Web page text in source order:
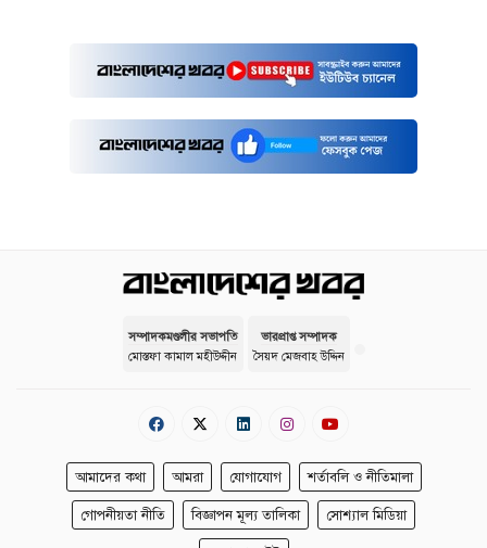
সম্পাদকমণ্ডলীর সভাপতি
মোস্তফা কামাল মহীউদ্দীন
ভারপ্রাপ্ত সম্পাদক
সৈয়দ মেজবাহ উদ্দিন
আমাদের কথা আমরা যোগাযোগ শর্তাবলি ও নীতিমালা
গোপনীয়তা নীতি বিজ্ঞাপন মূল্য তালিকা সোশ্যাল মিডিয়া